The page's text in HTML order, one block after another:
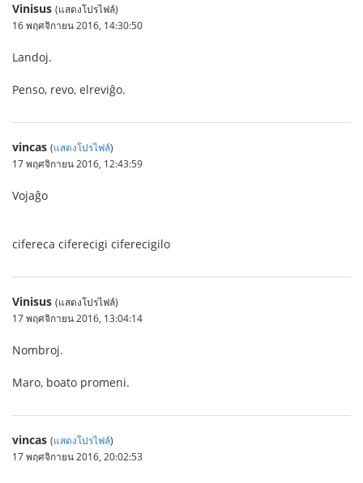
Vinisus (แสดงโปรไฟล์)
16 พฤศจิกายน 2016, 14:30:50
Landoj.
Penso, revo, elreviĝo.
vincas (แสดงโปรไฟล์)
17 พฤศจิกายน 2016, 12:43:59
Vojaĝo
cifereca ciferecigi ciferecigilo
Vinisus (แสดงโปรไฟล์)
17 พฤศจิกายน 2016, 13:04:14
Nombroj.
Maro, boato promeni.
vincas (แสดงโปรไฟล์)
17 พฤศจิกายน 2016, 20:02:53